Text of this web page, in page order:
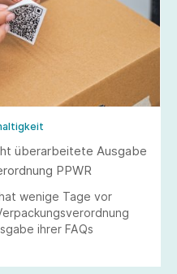
überarbeitete Ausgabe
PPWR
wenige Tage vor
ihrer FAQs